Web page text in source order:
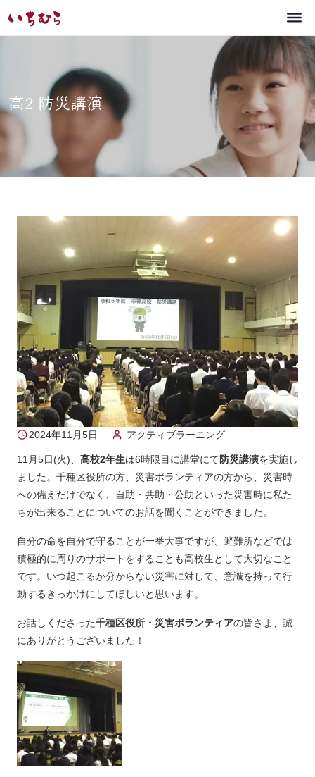
高2 防災講演
2024年11月5日 アクティブラーニング
11月5日(火)、 高校2年生は6時限目に講堂にて防災講演を実施し
ました。千種区役所の方、災害ボランティアの方から、災害時
への備えだけでなく、自助・共助・公助といった災害時に私た
ちが出来ることについてのお話を聞くことができました。
自分の命を自分で守ることが一番大事ですが、避難所などでは
積極的に周りのサポートをすることも高校生として大切なこと
です。いつ起こるか分からない災害に対して、意識を持って行
動するきっかけにしてほしいと思います。
お話しくださった千種区役所・災害ボランティアの皆さま、誠
にありがとうございました！